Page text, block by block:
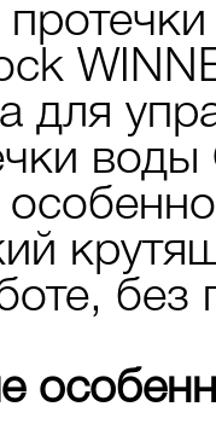
для
воды
без